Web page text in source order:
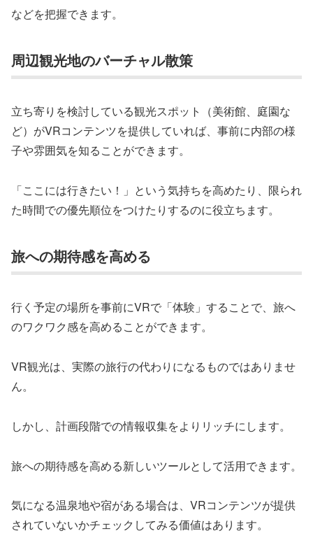
などを把握できます。
周辺観光地のバーチャル散策
立ち寄りを検討している観光スポット（美術館、庭園な
ど）がVRコンテンツを提供していれば、事前に内部の様
子や雰囲気を知ることができます。
「ここには行きたい！」という気持ちを高めたり、限られ
た時間での優先順位をつけたりするのに役立ちます。
旅への期待感を高める
行く予定の場所を事前にVRで「体験」することで、旅へ
のワクワク感を高めることができます。
VR観光は、実際の旅行の代わりになるものではありませ
ん。
しかし、計画段階での情報収集をよりリッチにします。
旅への期待感を高める新しいツールとして活用できます。
気になる温泉地や宿がある場合は、VRコンテンツが提供
されていないかチェックしてみる価値はあります。